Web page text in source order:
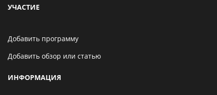
УЧАСТИЕ
Добавить программу
Добавить обзор или статью
ИНФОРМАЦИЯ